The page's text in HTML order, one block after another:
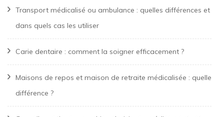
Transport médicalisé ou ambulance : quelles différences et
dans quels cas les utiliser
Carie dentaire : comment la soigner efficacement ?
Maisons de repos et maison de retraite médicalisée : quelle
différence ?